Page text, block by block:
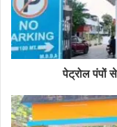
पेट्रोल पंपों